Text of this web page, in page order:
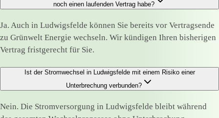
noch einen laufenden Vertrag habe?
Ja. Auch in Ludwigsfelde können Sie bereits vor Vertragsende
zu Grünwelt Energie wechseln. Wir kündigen Ihren bisherigen
Vertrag fristgerecht für Sie.
Ist der Stromwechsel in Ludwigsfelde mit einem Risiko einer
Unterbrechung verbunden?
Nein. Die Stromversorgung in Ludwigsfelde bleibt während